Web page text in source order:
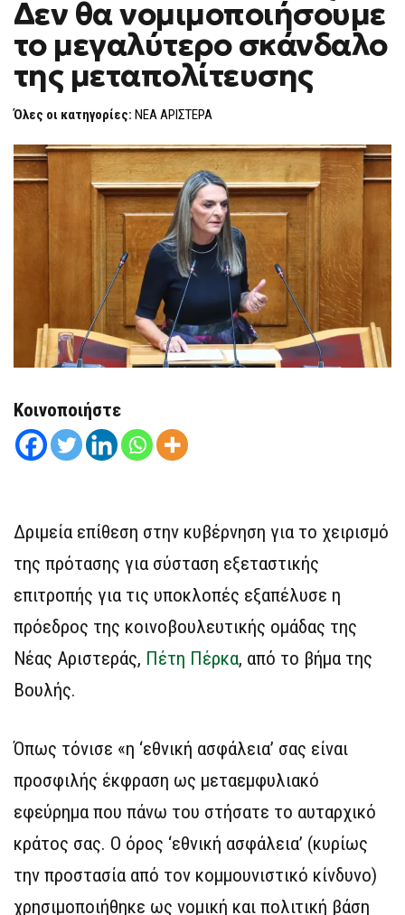
ΔΕΝ
ΘΑ
ΝΟΜΙΜΟΠΟΙΉΣΟΥΜΕ
ΤΟ
ΜΕΓΑΛΎΤΕΡΟ
ΣΚΆΝΔΑΛΟ
ΜΕΤΑΠΟΛΊΤΕΥΣΗΣ
Δεν θα νομιμοποιήσουμε
το μεγαλύτερο σκάνδαλο
της μεταπολίτευσης
Όλες οι κατηγορίες: ΝΕΑ ΑΡΙΣΤΕΡΑ
Κοινοποιήστε
Δριμεία επίθεση στην κυβέρνηση για το χειρισμό
της πρότασης για σύσταση εξεταστικής
επιτροπής για τις υποκλοπές εξαπέλυσε η
πρόεδρος της κοινοβουλευτικής ομάδας της
Νέας Αριστεράς, Πέτη Πέρκα, από το βήμα της
Βουλής.
Όπως τόνισε «η ‘εθνική ασφάλεια’ σας είναι
προσφιλής έκφραση ως μεταεμφυλιακό
εφεύρημα που πάνω του στήσατε το αυταρχικό
κράτος σας. Ο όρος ‘εθνική ασφάλεια’ (κυρίως
την προστασία από τον κομμουνιστικό κίνδυνο)
χρησιμοποιήθηκε ως νομική και πολιτική βάση